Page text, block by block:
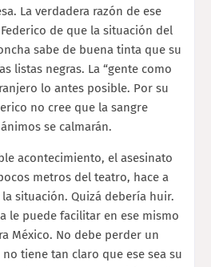
La verdadera razón de ese
de que la situación del
sabe de buena tinta que su
listas negras. La “gente como
lo antes posible. Por su
no cree que la sangre
se calmarán.
acontecimiento, el asesinato
metros del teatro, hace a
situación. Quizá debería huir.
le puede facilitar en ese mismo
México. No debe perder un
tiene tan claro que ese sea su